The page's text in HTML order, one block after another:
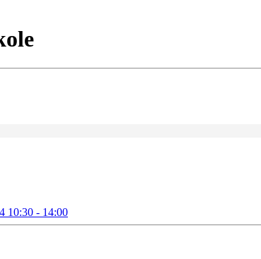
10:30 - 14:00